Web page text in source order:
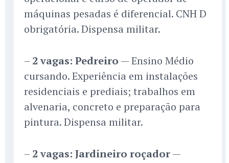
máquinas pesadas é diferencial. CNH D
obrigatória. Dispensa militar.
– 2 vagas: Pedreiro — Ensino Médio
cursando. Experiência em instalações
residenciais e prediais; trabalhos em
alvenaria, concreto e preparação para
pintura. Dispensa militar.
– 2 vagas: Jardineiro roçador—